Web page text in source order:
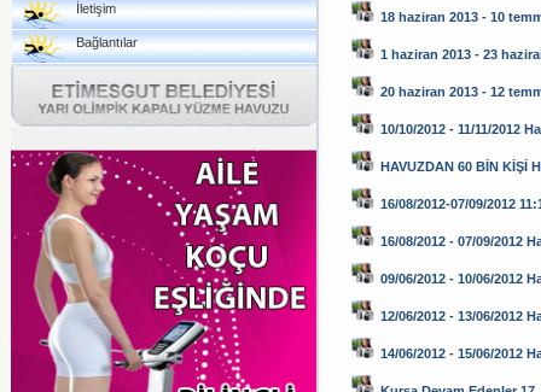
İletişim
Bağlantılar
18 haziran 2013 - 10
1 haziran 2013 - 23
20 haziran 2013 - 12
10/10/2012 - 11/11/2012
HAVUZDAN 60 BİN KİŞİ
16/08/2012-07/09/2012
16/08/2012 - 07/09/2012
09/06/2012 - 10/06/2012
12/06/2012 - 13/06/2012
14/06/2012 - 15/06/2012